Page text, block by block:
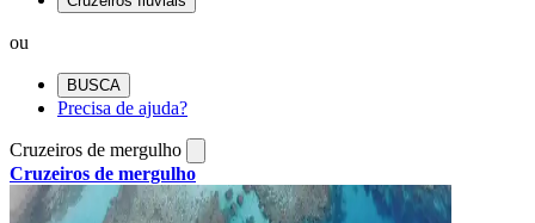
ou
BUSCA
Precisa de ajuda?
Cruzeiros de mergulho
Cruzeiros de mergulho